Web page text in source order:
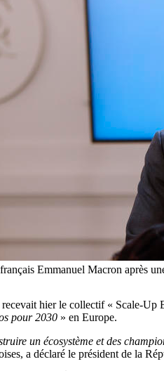
Emmanuel Macron après
hier le collectif « Scale-Up
pour 2030 » en Europe.
un écosystème et des
a déclaré le président de la